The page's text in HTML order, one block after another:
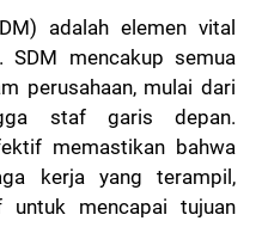
adalah elemen vital
SDM mencakup semua
perusahaan, mulai dari
staf garis depan.
memastikan bahwa
kerja yang terampil,
untuk mencapai tujuan